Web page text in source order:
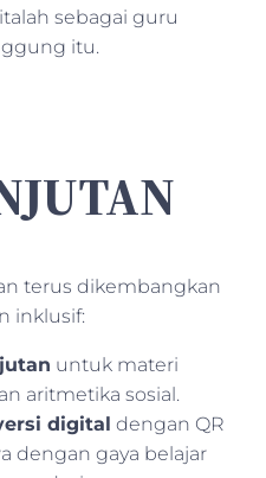
sebagai guru
itu.
terus dikembangkan
inklusif:
untuk materi
aritmetika sosial.
digital dengan QR
dengan gaya belajar